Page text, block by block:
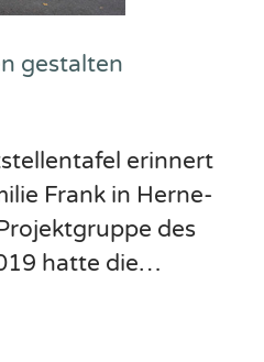
gestalten
erinnert
Frank in Herne-
des
hatte die…